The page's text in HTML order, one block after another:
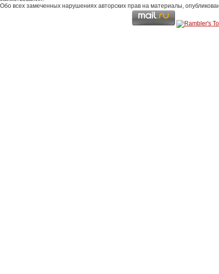
Обо всех замеченных нарушениях авторских прав на материалы,